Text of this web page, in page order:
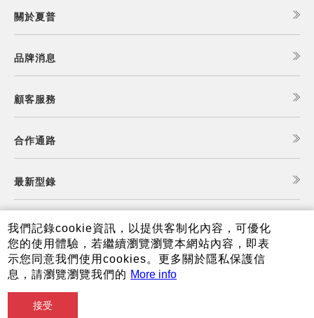
關於夏普
品牌消息
顧客服務
合作通路
最新型錄
食譜查詢
夏普可購樂線上商城
我們記錄cookie資訊，以提供客制化內容，可優化
您的使用體驗，若繼續瀏覽瀏覽本網站內容，即表
示您同意我們使用cookies。更多關於隱私保護信
息，請瀏覽瀏覽我們的 More info
接受